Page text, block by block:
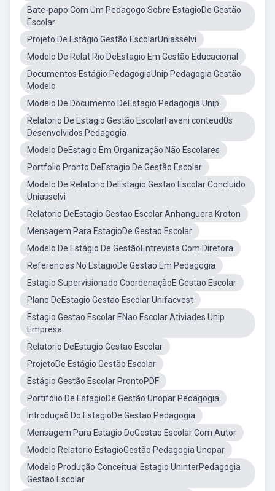
Bate-papo Com Um Pedagogo Sobre EstagioDe Gestão
Escolar
Projeto De Estágio Gestão EscolarUniasselvi
Modelo De Relat Rio DeEstagio Em Gestão Educacional
Documentos Estágio PedagogiaUnip Pedagogia Gestão
Modelo
Modelo De Documento DeEstagio Pedagogia Unip
Relatorio De Estagio Gestão EscolarFaveni conteud0s
Desenvolvidos Pedagogia
Modelo DeEstagio Em Organização Não Escolares
Portfolio Pronto DeEstagio De Gestão Escolar
Modelo De Relatorio DeEstagio Gestao Escolar Concluido
Uniasselvi
Relatorio DeEstagio Gestao Escolar Anhanguera Kroton
Mensagem Para EstagioDe Gestao Escolar
Modelo De Estágio De GestãoEntrevista Com Diretora
Referencias No EstagioDe Gestao Em Pedagogia
Estagio Supervisionado CoordenaçãoE Gestao Escolar
Plano DeEstagio Gestao Escolar Unifacvest
Estagio Gestao Escolar ENao Escolar Ativiades Unip
Empresa
Relatorio DeEstagio Gestao Escolar
ProjetoDe Estágio Gestão Escolar
Estágio Gestão Escolar ProntoPDF
Portifólio De EstagioDe Gestão Unopar Pedagogia
Introduçaõ Do EstagioDe Gestao Pedagogia
Mensagem Para Estagio DeGestao Escolar Com Autor
Modelo Relatorio EstagioGestão Pedagogia Unopar
Modelo Produção Conceitual Estagio UninterPedagogia
Gestao Escolar